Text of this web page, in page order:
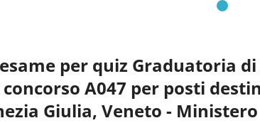
per quiz Graduatoria
A047 per posti
Giulia, Veneto -